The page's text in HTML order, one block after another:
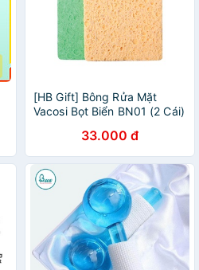
[HB Gift] Bông Rửa Mặt
Vacosi Bọt Biển BN01 (2 Cái)
33.000 đ